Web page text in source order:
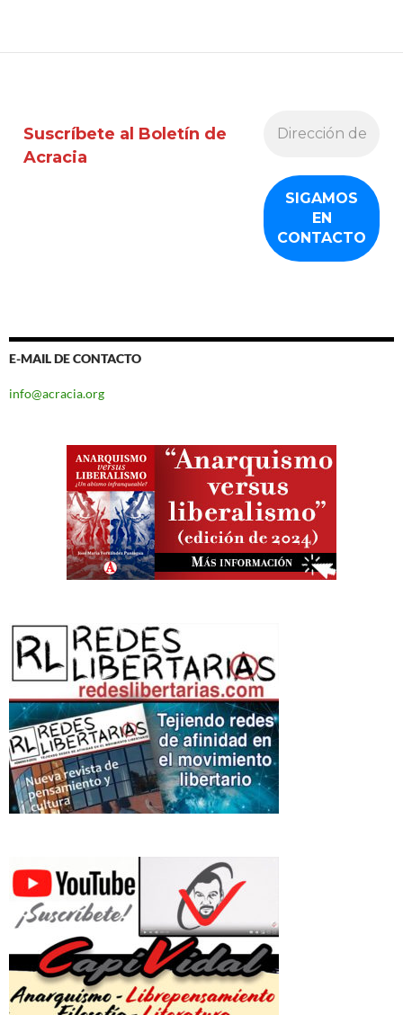
Suscríbete al Boletín de
Acracia
E-MAIL DE CONTACTO
info@acracia.org